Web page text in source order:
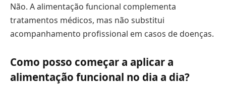
Não. A alimentação funcional complementa
tratamentos médicos, mas não substitui
acompanhamento profissional em casos de doenças.
Como posso começar a aplicar a
alimentação funcional no dia a dia?